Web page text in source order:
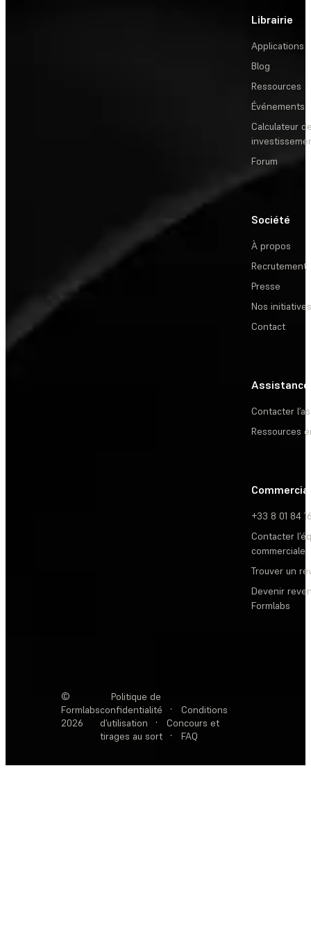
Librairie
Applications
Blog
Ressources
Événements
Calculateur
Forum
Société
À propos
Recrutement
Presse
Nos initiatives
Contact
Assistance
Contacter
Ressources
Commercial
+33 8 01 84
Contacter
commerciale
Trouver un
Devenir
Formlabs
©
Formlabs
2026
Politique de
confidentialité
·
Conditions
d’utilisation
·
Concours et
tirages au sort
· FAQ